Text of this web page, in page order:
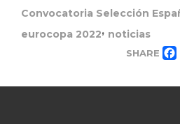
Convocatoria Selección
eurocopa 2022, noticias
SHARE